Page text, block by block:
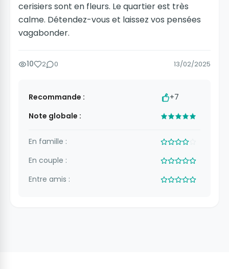
cerisiers sont en fleurs. Le quartier est très
calme. Détendez-vous et laissez vos pensées
vagabonder.
10 2 0 13/02/2025
Recommande :
+7
Note globale :
En famille :
En couple :
Entre amis :